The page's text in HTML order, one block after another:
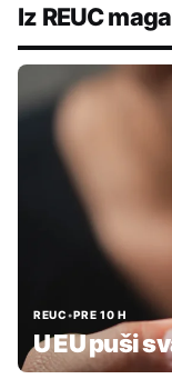
Iz REUC
REUC•PRE 10 H
U EU puši